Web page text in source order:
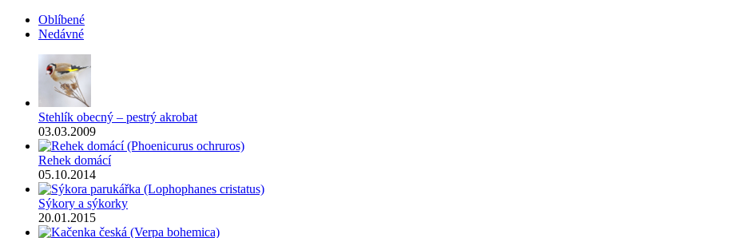
Oblíbené
Nedávné
Stehlík obecný – pestrý akrobat
03.03.2009
Rehek domácí
05.10.2014
Sýkory a sýkorky
20.01.2015